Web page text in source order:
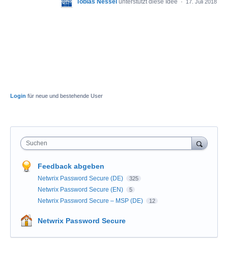
17. Juli 2018
Login für neue und bestehende User
Suchen
Feedback abgeben
Netwrix Password Secure (DE) 325
Netwrix Password Secure (EN) 5
Netwrix Password Secure – MSP (DE) 12
Netwrix Password Secure